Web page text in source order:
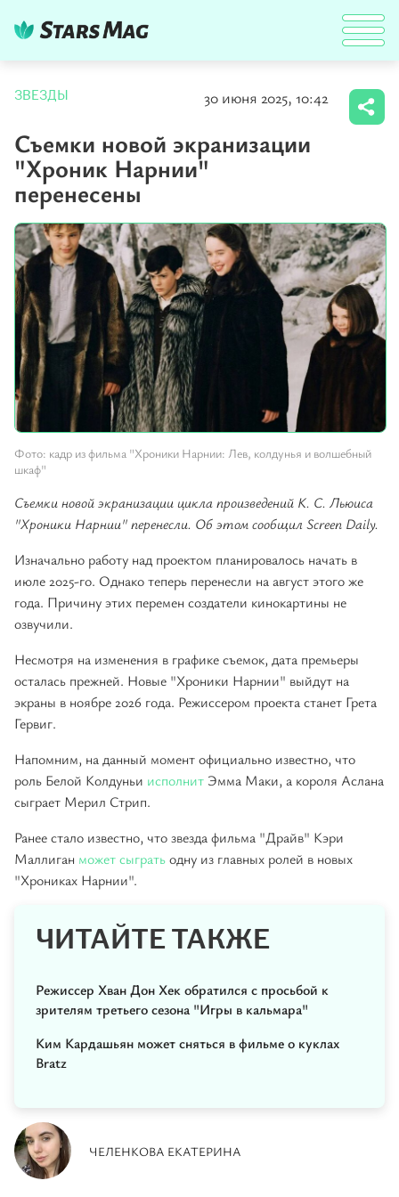
ЗВЕЗДЫ 30 июня 2025, 10:42
Съемки новой экранизации
"Хроник Нарнии"
перенесены
Фото: кадр из фильма "Хроники Нарнии: Лев, колдунья и волшебный
шкаф"
Съемки новой экранизации цикла произведений К. С. Льюиса
"Хроники Нарнии" перенесли. Об этом сообщил Screen Daily.
Изначально работу над проектом планировалось начать в
июле 2025-го. Однако теперь перенесли на август этого же
года. Причину этих перемен создатели кинокартины не
озвучили.
Несмотря на изменения в графике съемок, дата премьеры
осталась прежней. Новые "Хроники Нарнии" выйдут на
экраны в ноябре 2026 года. Режиссером проекта станет Грета
Гервиг.
Напомним, на данный момент официально известно, что
роль Белой Колдуньи исполнит Эмма Маки, а короля Аслана
сыграет Мерил Стрип.
Ранее стало известно, что звезда фильма "Драйв" Кэри
Маллиган может сыгратьодну из главных ролей в новых
"Хрониках Нарнии".
ЧИТАЙТЕ ТАКЖЕ
Режиссер Хван Дон Хек обратился с просьбой к
зрителям третьего сезона "Игры в кальмара"
Ким Кардашьян может сняться в фильме о куклах
Bratz
ЧЕЛЕНКОВА ЕКАТЕРИНА